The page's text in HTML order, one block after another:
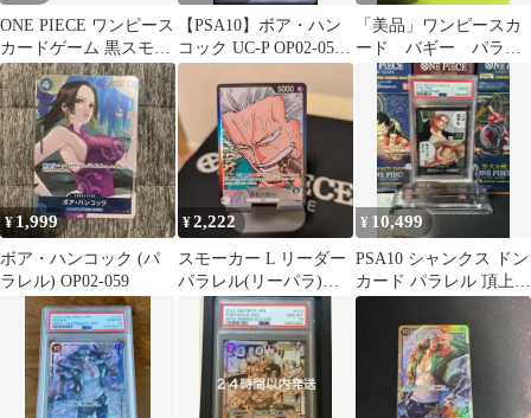
ONE PIECE ワンピース
カードゲーム 黒スモー
カー 等まとめ
【PSA10】ボア・ハン
コック UC-P OP02-059
プロモ
「美品」ワンピースカ
ード バギー パラレ
ル 即購入OK
¥1,999
ボア・ハンコック (パ
ラレル) OP02-059
¥2,222
スモーカー L リーダー
パラレル(リーパラ)
OP02-093
¥ 10,499
PSA10 シャンクス ドン
カード パラレル 頂上決
戦 ワンピースカード